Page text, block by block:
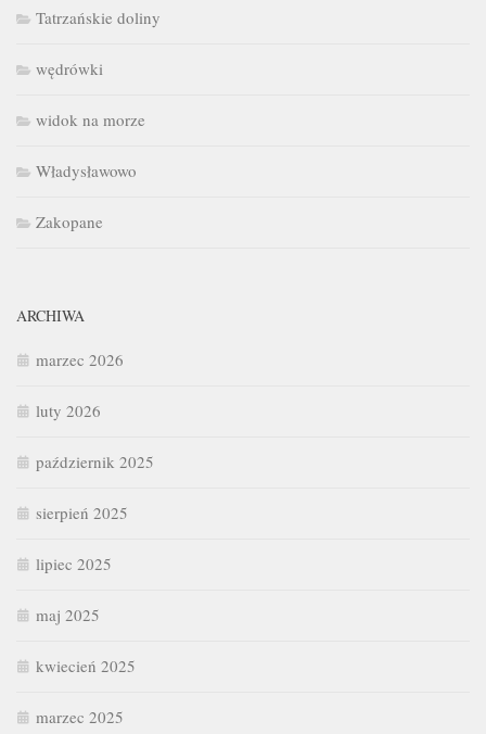
Tatrzańskie doliny
wędrówki
widok na morze
Władysławowo
Zakopane
ARCHIWA
marzec 2026
luty 2026
październik 2025
sierpień 2025
lipiec 2025
maj 2025
kwiecień 2025
marzec 2025